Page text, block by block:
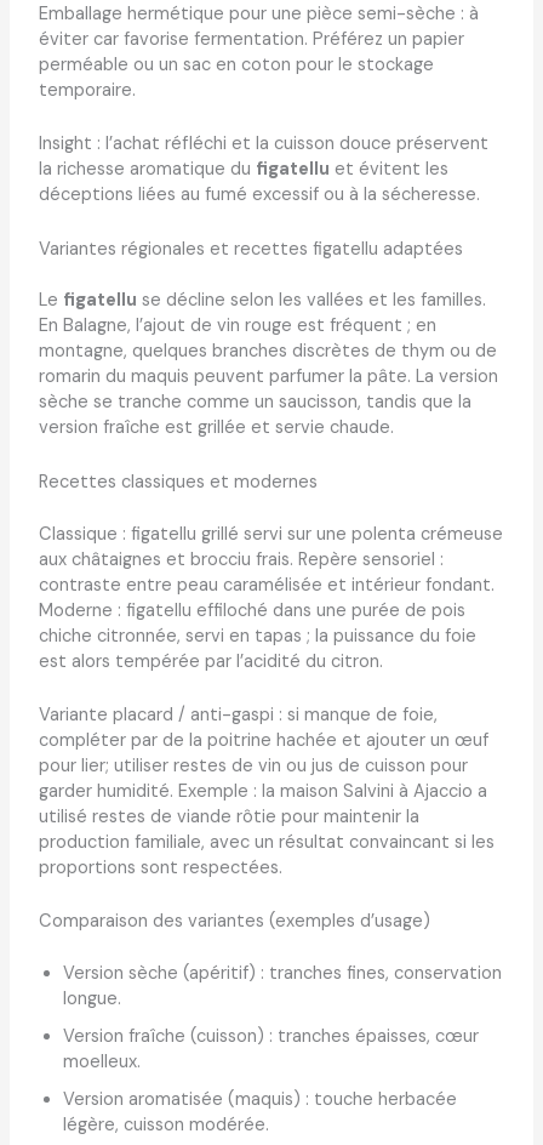
Emballage hermétique pour une pièce semi-sèche : à
éviter car favorise fermentation. Préférez un papier
perméable ou un sac en coton pour le stockage
temporaire.
Insight : l’achat réfléchi et la cuisson douce préservent
la richesse aromatique du figatellu et évitent les
déceptions liées au fumé excessif ou à la sécheresse.
Variantes régionales et recettes figatellu adaptées
Le figatellu se décline selon les vallées et les familles.
En Balagne, l’ajout de vin rouge est fréquent ; en
montagne, quelques branches discrètes de thym ou de
romarin du maquis peuvent parfumer la pâte. La version
sèche se tranche comme un saucisson, tandis que la
version fraîche est grillée et servie chaude.
Recettes classiques et modernes
Classique : figatellu grillé servi sur une polenta crémeuse
aux châtaignes et brocciu frais. Repère sensoriel :
contraste entre peau caramélisée et intérieur fondant.
Moderne : figatellu effiloché dans une purée de pois
chiche citronnée, servi en tapas ; la puissance du foie
est alors tempérée par l’acidité du citron.
Variante placard / anti-gaspi : si manque de foie,
compléter par de la poitrine hachée et ajouter un œuf
pour lier; utiliser restes de vin ou jus de cuisson pour
garder humidité. Exemple : la maison Salvini à Ajaccio a
utilisé restes de viande rôtie pour maintenir la
production familiale, avec un résultat convaincant si les
proportions sont respectées.
Comparaison des variantes (exemples d’usage)
Version sèche (apéritif) : tranches fines, conservation
longue.
Version fraîche (cuisson) : tranches épaisses, cœur
moelleux.
Version aromatisée (maquis) : touche herbacée
légère, cuisson modérée.